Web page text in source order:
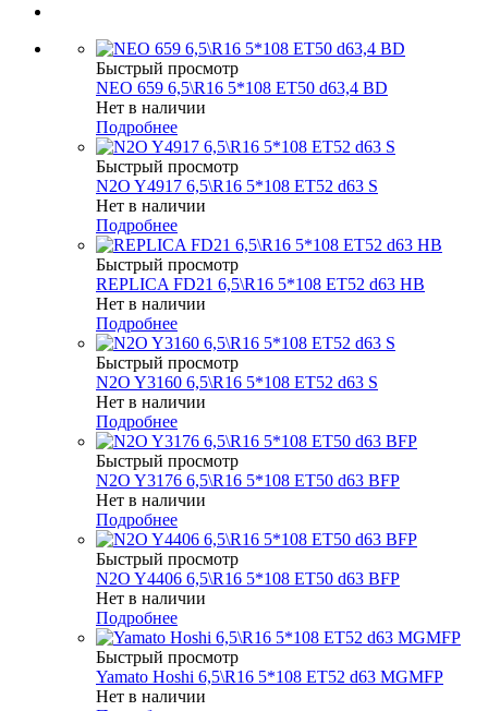
Быстрый просмотр
NEO 659 6,5\R16 5*108 ET50 d63,4 BD
Нет в наличии
Подробнее
Быстрый просмотр
N2O Y4917 6,5\R16 5*108 ET52 d63 S
Нет в наличии
Подробнее
Быстрый просмотр
REPLICA FD21 6,5\R16 5*108 ET52 d63 HB
Нет в наличии
Подробнее
Быстрый просмотр
N2O Y3160 6,5\R16 5*108 ET52 d63 S
Нет в наличии
Подробнее
Быстрый просмотр
N2O Y3176 6,5\R16 5*108 ET50 d63 BFP
Нет в наличии
Подробнее
Быстрый просмотр
N2O Y4406 6,5\R16 5*108 ET50 d63 BFP
Нет в наличии
Подробнее
Быстрый просмотр
Yamato Hoshi 6,5\R16 5*108 ET52 d63 MGMFP
Нет в наличии